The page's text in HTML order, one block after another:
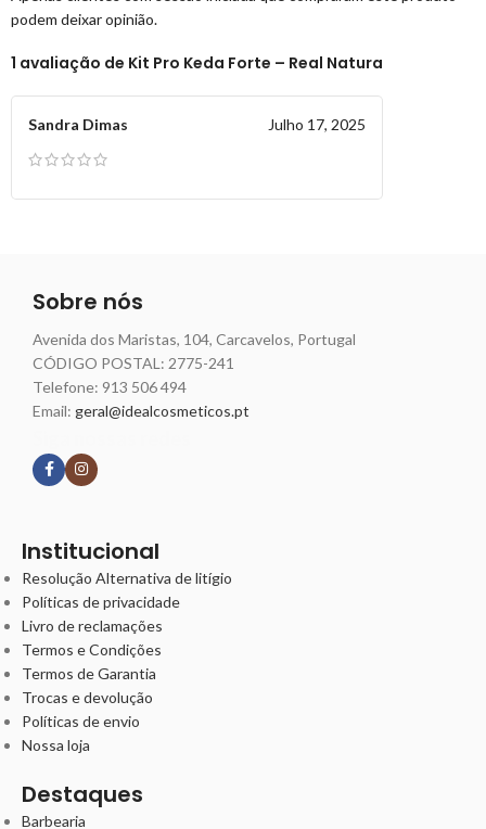
1 avaliação de Kit Pro Keda Forte – Real Natura
Sandra Dimas Julho 17, 2025
podem deixar opinião.
Sobre nós
Avenida dos Maristas, 104, Carcavelos, Portugal
CÓDIGO POSTAL: 2775-241
Telefone: 913 506 494
Email: geral@idealcosmeticos.pt
Institucional
Resolução Alternativa de litígio
Políticas de privacidade
Livro de reclamações
Termos e Condições
Termos de Garantia
Trocas e devolução
Políticas de envio
Nossa loja
Destaques
Barbearia